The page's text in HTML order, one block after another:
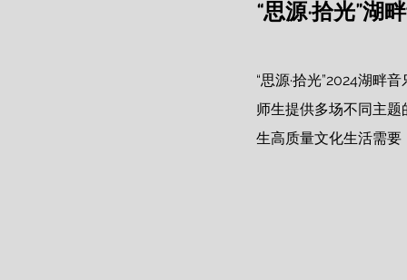
“思源·拾光”湖
“思源·拾光”2024湖畔
师生提供多场不同主题
生高质量文化生活需